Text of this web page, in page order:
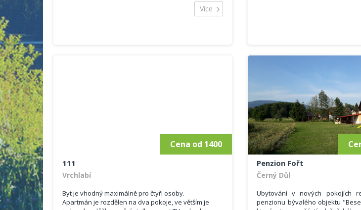
2 x Apartmán pro 4 osoby se soc. zařízením
3 x Pokoj pro 4 osoby bez soc. zařízení
Více
Ručníky a povlečení v ceně.
Cena od 1400
111
Vrchlabí
Byt je vhodný maximálně pro čtyři osoby.
Apartmán je rozdělen na dva pokoje, ve větším je
Penzion Fořt
Černý Důl
Ubytování v nových pokojích
penzionu bývalého objektu